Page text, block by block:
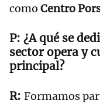
como Centro
¿A qué se
sector opera y
principal?
Formamos